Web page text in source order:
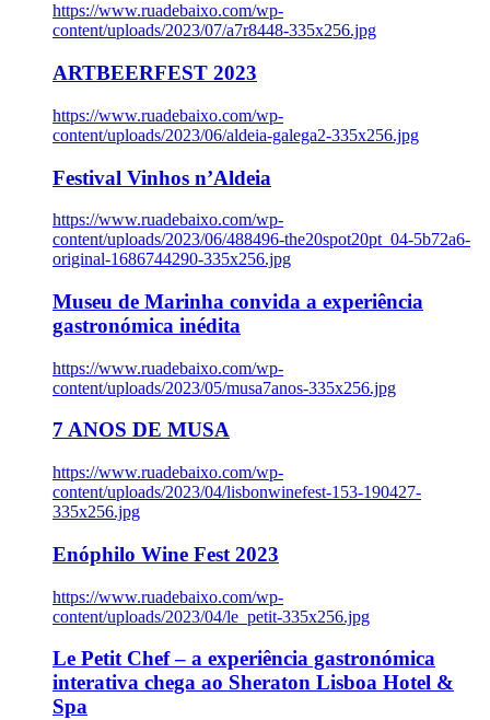
https://www.ruadebaixo.com/wp-
content/uploads/2023/07/a7r8448-335x256.jpg
ARTBEERFEST 2023
https://www.ruadebaixo.com/wp-
content/uploads/2023/06/aldeia-galega2-335x256.jpg
Festival Vinhos n’Aldeia
https://www.ruadebaixo.com/wp-
content/uploads/2023/06/488496-the20spot20pt_04-5b72a6-
original-1686744290-335x256.jpg
Museu de Marinha convida a experiência
gastronómica inédita
https://www.ruadebaixo.com/wp-
content/uploads/2023/05/musa7anos-335x256.jpg
7 ANOS DE MUSA
https://www.ruadebaixo.com/wp-
content/uploads/2023/04/lisbonwinefest-153-190427-
335x256.jpg
Enóphilo Wine Fest 2023
https://www.ruadebaixo.com/wp-
content/uploads/2023/04/le_petit-335x256.jpg
Le Petit Chef – a experiência gastronómica
interativa chega ao Sheraton Lisboa Hotel &
Spa